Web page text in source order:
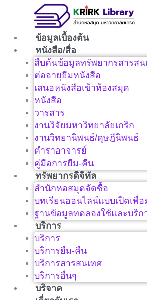
ข้อมูลเบื้องต้น
หนังสือ/สื่อ
สืบค้นข้อมูลทรัพยากรสารสน
ต่ออายุยืมหนังสือ
เสนอหนังสือเข้าห้องสมุด
หนังสือ
วารสาร
งานวิจัยมหาวิทยาลัยเกริก
งานวิทยานิพนธ์/ดุษฎีนิพนธ์
ตำราอาจารย์
คู่มือการยืม-คืน
ทรัพยากรดิจิทัล
สำนักหอสมุดจัดซื้อ
บทเรียนออนไลน์แบบเปิดเพื่
ฐานข้อมูลทดลองใช้และบริก
บริการ
บริการ
บริการยืม-คืน
บริการสารสนเทศ
บริการอื่นๆ
บริจาค